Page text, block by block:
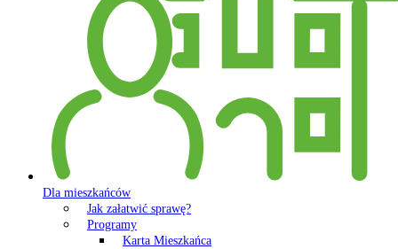
Dla mieszkańców
Jak załatwić sprawę?
Programy
Karta Mieszkańca